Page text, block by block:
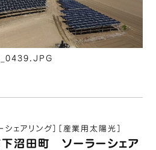
シェアリング］ ［産業用太陽光］
沼田町 ソーラーシェア